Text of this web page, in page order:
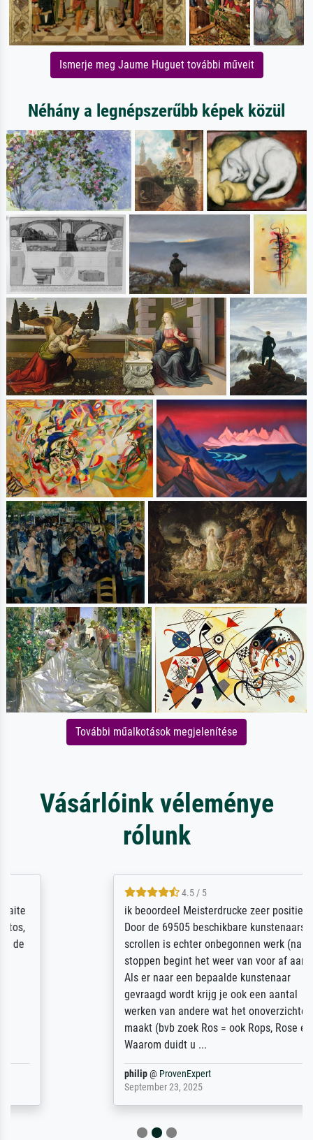
Ismerje meg Jaume Huguet további műveit
Néhány a legnépszerűbb képek közül
További műalkotások megjelenítése
Vásárlóink véleménye
rólunk
4.5 / 5
ik beoordeel Meisterdrucke zeer positief.
Door de 69505 beschikbare kunstenaars
scrollen is echter onbegonnen werk (na
stoppen begint het weer van voor af aan).
Als er naar een bepaalde kunstenaar
gevraagd wordt krijg je ook een aantal
werken van andere wat het onoverzichtelijk
maakt (bvb zoek Ros = ook Rops, Rose etc).
Waarom duidt u ...
ProvenExpert
September 23, 2025